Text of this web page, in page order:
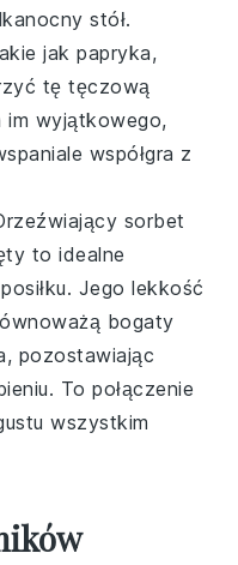
stół.
jakpapryka,
tę tęczową
im wyjątkowego,
współgra z
sorbet
to idealne
Jego lekkość
bogaty
pozostawiając
To połączenie
wszystkim